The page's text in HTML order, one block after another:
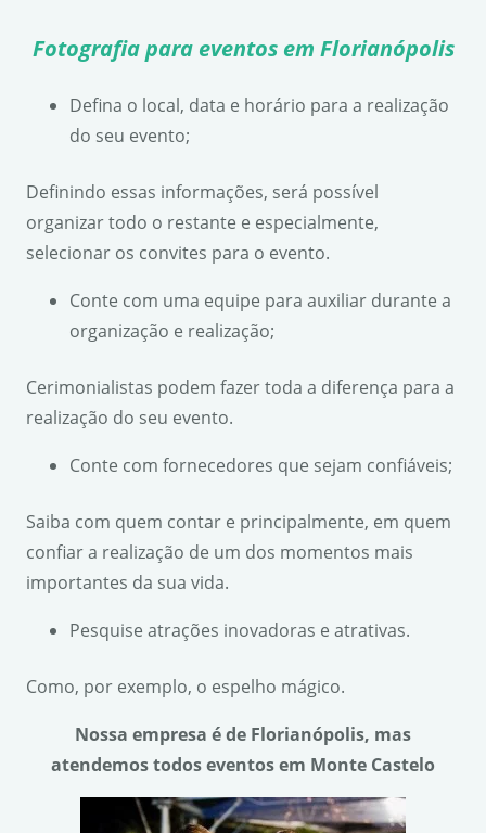
Fotografia para eventos em Florianópolis
Defina o local, data e horário para a realização
do seu evento;
Definindo essas informações, será possível
organizar todo o restante e especialmente,
selecionar os convites para o evento.
Conte com uma equipe para auxiliar durante a
organização e realização;
Cerimonialistas podem fazer toda a diferença para a
realização do seu evento.
Conte com fornecedores que sejam confiáveis;
Saiba com quem contar e principalmente, em quem
confiar a realização de um dos momentos mais
importantes da sua vida.
Pesquise atrações inovadoras e atrativas.
Como, por exemplo, o espelho mágico.
Nossa empresa é de Florianópolis, mas
atendemos todos eventos em Monte Castelo